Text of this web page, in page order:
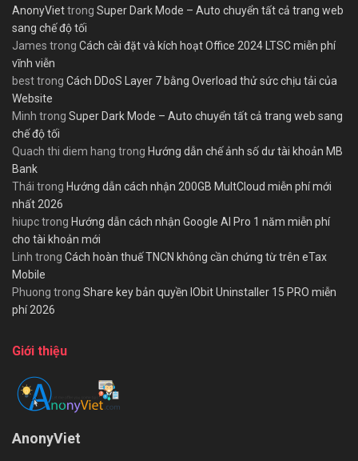
AnonyViettrong Super Dark Mode – Auto chuyển tất cả trang web
sang chế độ tối
James trong Cách cài đặt và kích hoạt Office 2024 LTSC miễn phí
vĩnh viễn
besttrong Cách DDoS Layer 7 bằng Overload thử sức chịu tải của
Website
Minh trong Super Dark Mode – Auto chuyển tất cả trang web sang
chế độ tối
Quach thi diem hang trong Hướng dẫn chế ảnh số dư tài khoản MB
Bank
Thái trong Hướng dẫn cách nhận 200GB MultCloud miễn phí mới
nhất 2026
hiupctrong Hướng dẫn cách nhận Google AI Pro 1 năm miễn phí
cho tài khoản mới
Linh trong Cách hoàn thuế TNCN không cần chứng từ trên eTax
Mobile
Phuong trong Share key bản quyền IObit Uninstaller 15 PRO miễn
phí 2026
Giới thiệu
AnonyViet